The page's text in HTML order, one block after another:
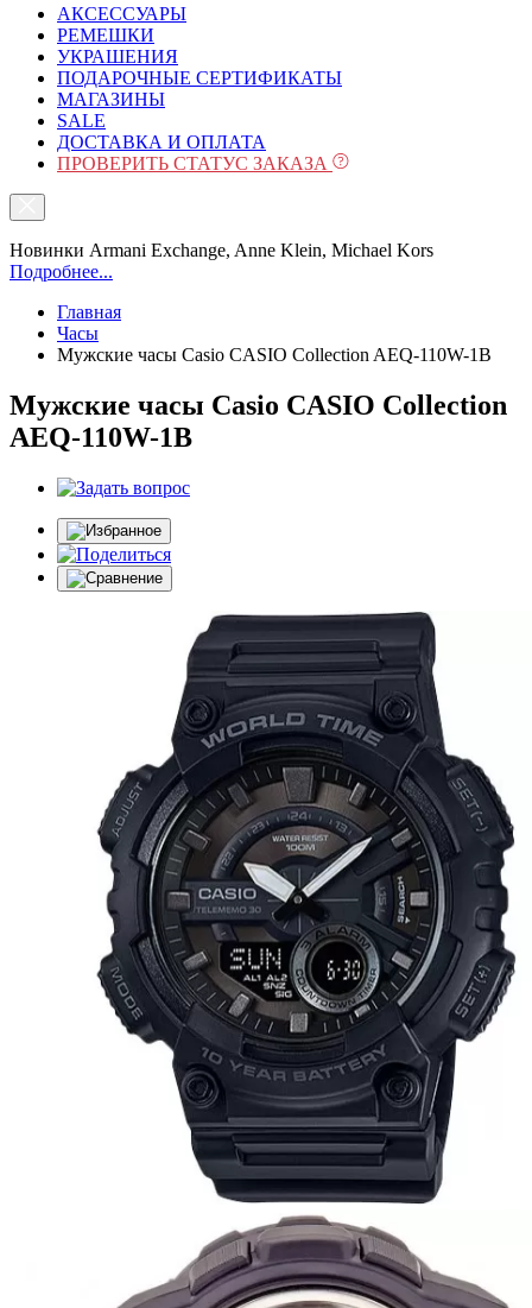
АКСЕССУАРЫ
РЕМЕШКИ
УКРАШЕНИЯ
ПОДАРОЧНЫЕ СЕРТИФИКАТЫ
МАГАЗИНЫ
SALE
ДОСТАВКА И ОПЛАТА
ПРОВЕРИТЬ СТАТУС ЗАКАЗА
Новинки Armani Exchange, Anne Klein, Michael Kors
Подробнее...
Главная
Часы
Мужские часы Casio CASIO Collection AEQ-110W-1B
Мужские часы Casio CASIO Collection
AEQ-110W-1B